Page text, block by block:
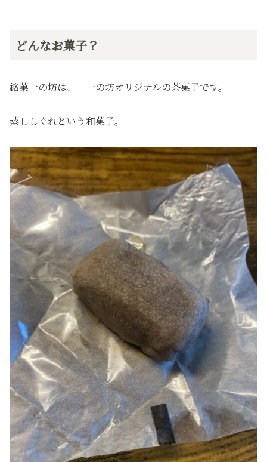
どんなお菓子？
銘菓一の坊は、 一の坊オリジナルの茶菓子です。
蒸ししぐれという和菓子。